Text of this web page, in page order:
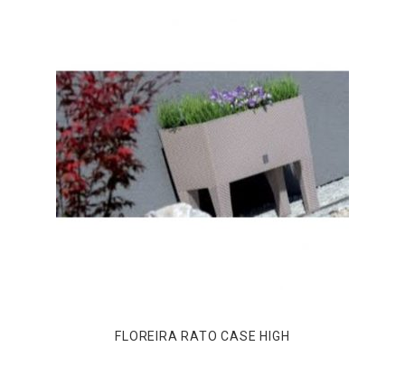
FLOREIRA RATO CASE HIGH